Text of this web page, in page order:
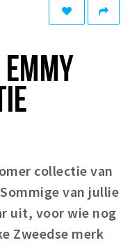
EMMY
collectie van
van jullie
uit, voor wie nog
Zweedse merk